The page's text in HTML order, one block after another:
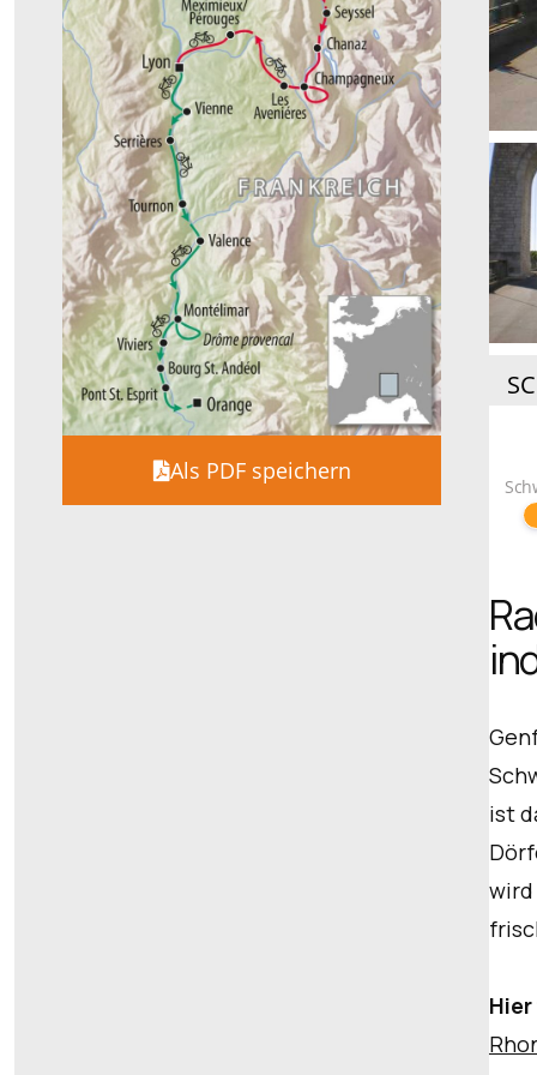
Als PDF speichern
ist
wird